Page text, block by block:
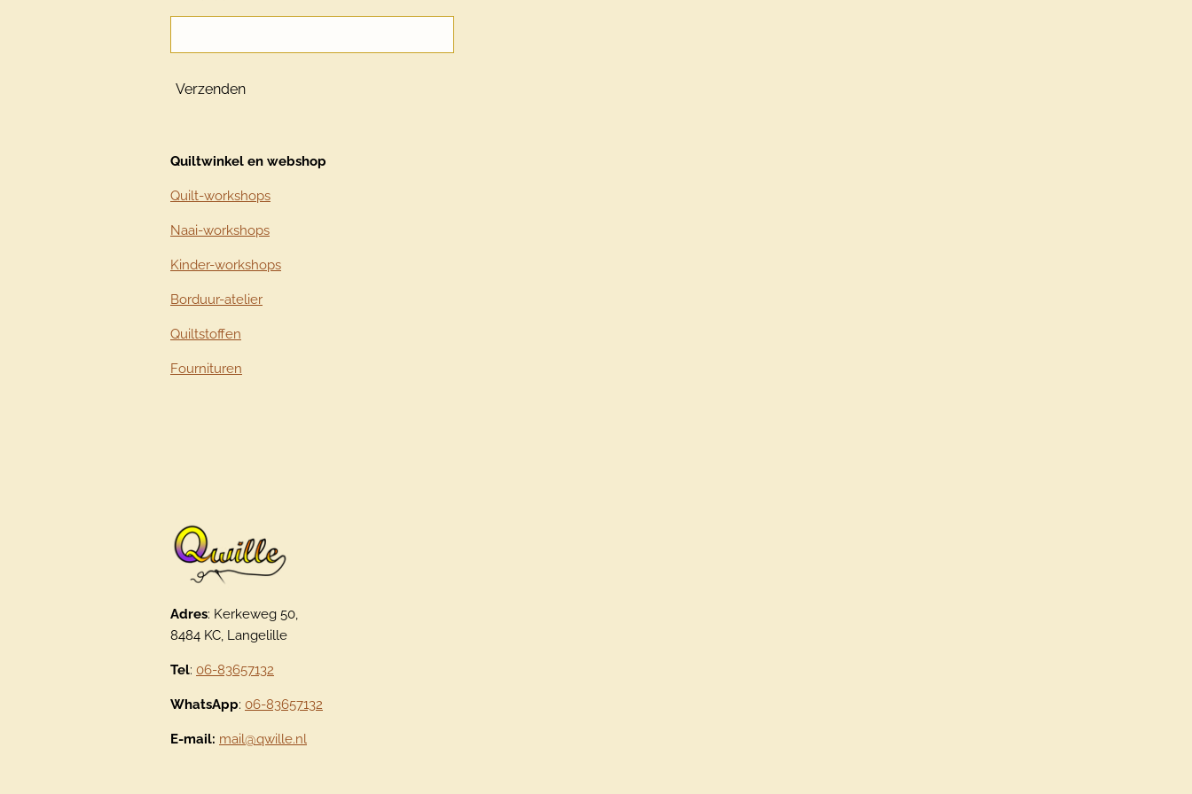
Verzenden
Quiltwinkel en webshop
Quilt-workshops
Naai-workshops
Kinder-workshops
Borduur-atelier
Quiltstoffen
Fournituren
Adres: Kerkeweg 50,
8484 KC, Langelille
Tel: 06-83657132
WhatsApp: 06-83657132
E-mail: mail@qwille.nl